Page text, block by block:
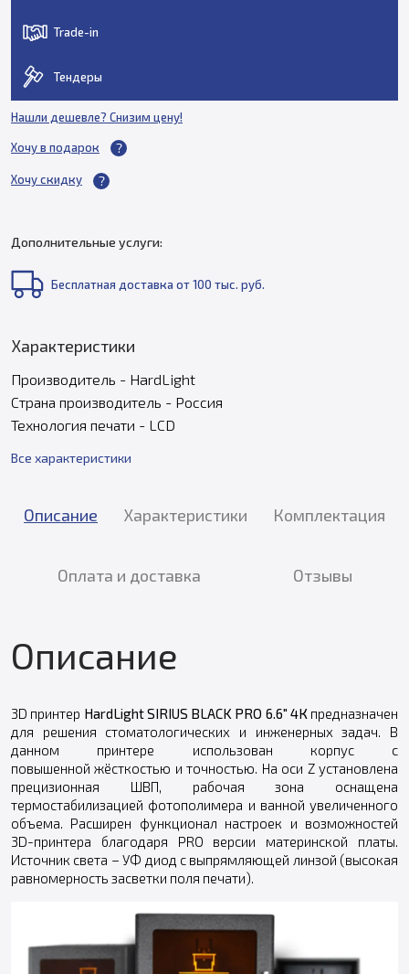
Trade-in
Тендеры
Нашли дешевле? Снизим цену!
Хочу в подарок
Хочу скидку
Дополнительные услуги:
Бесплатная доставка от 100 тыс. руб.
Характеристики
Производитель - HardLight
Страна производитель - Россия
Технология печати - LCD
Все характеристики
Описание Характеристики Комплектация
Оплата и доставка Отзывы
Описание
3D принтер HardLight SIRIUS BLACK PRO 6.6" 4К предназначен
для решения стоматологических и инженерных задач. В
данном принтере использован корпус с
повышенной жёсткостью и точностью. На оси Z установлена
прецизионная ШВП, рабочая зона оснащена
термостабилизацией фотополимера и ванной увеличенного
объема. Расширен функционал настроек и возможностей
3D-принтера благодаря PRO версии материнской платы.
Источник света – УФ диод с выпрямляющей линзой (высокая
равномерность засветки поля печати).